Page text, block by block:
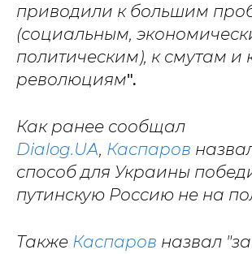
приводили к большим
(социальным,
политическим), к смутам и
революциям".
Как ранее сообщал
Dialog.UA, Каспаров
способ для Украины
путинскую Россию не на
Также Каспаров назвал